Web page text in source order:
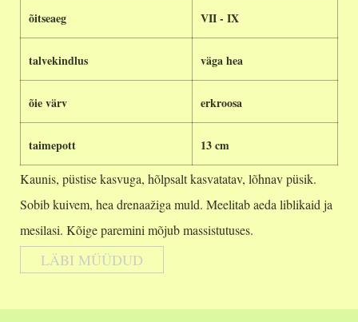
õitseaeg VII - IX
talvekindlus väga hea
õie värv erkroosa
taimepott
13 cm
Kaunis, püstise kasvuga, hõlpsalt kasvatatav, lõhnav püsik.
Sobib kuivem, hea drenaažiga muld. Meelitab aeda liblikaid ja
mesilasi. Kõige paremini mõjub massistutuses.
LÄBI MÜÜDUD